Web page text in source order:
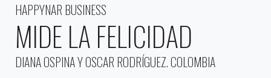
HAPPYNAR BUSINESS
MIDE LA FELICIDAD
DIANA OSPINA Y OSCAR RODRÍGUEZ. COLOMBIA